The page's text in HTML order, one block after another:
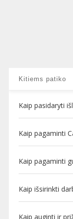
Kitiems patiko
Kaip pasidaryti
Kaip pagaminti
Kaip pagaminti
Kaip išsirinkti
Kaip auginti ir